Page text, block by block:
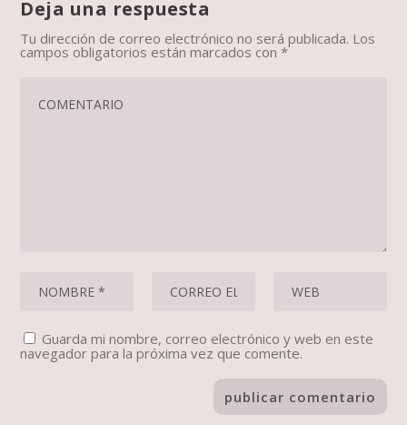
Deja una respuesta
Tu dirección de correo electrónico no será publicada. Los
campos obligatorios están marcados con*
Guarda mi nombre, correo electrónico y web en este
navegador para la próxima vez que comente.